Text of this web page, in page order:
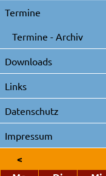
Termine
Termine - Archiv
Downloads
Links
Datenschutz
Impressum
<